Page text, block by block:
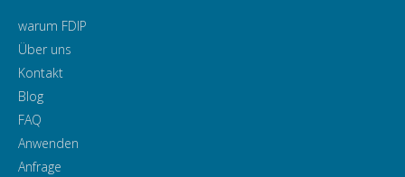
warum FDIP
Über uns
Kontakt
Blog
FAQ
Anwenden
Anfrage